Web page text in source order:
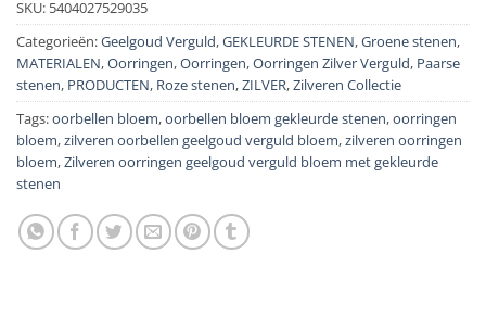
SKU: 5404027529035
Categorieën:Geelgoud Verguld,GEKLEURDE STENEN,Groene stenen,
MATERIALEN,Oorringen,Oorringen,Oorringen Zilver Verguld, Paarse
stenen, PRODUCTEN, Roze stenen,ZILVER,Zilveren Collectie
Tags:oorbellen bloem,oorbellen bloem gekleurde stenen,oorringen
bloem,zilveren oorbellen geelgoud verguld bloem,zilveren oorringen
bloem,Zilveren oorringen geelgoud verguld bloem met gekleurde
stenen